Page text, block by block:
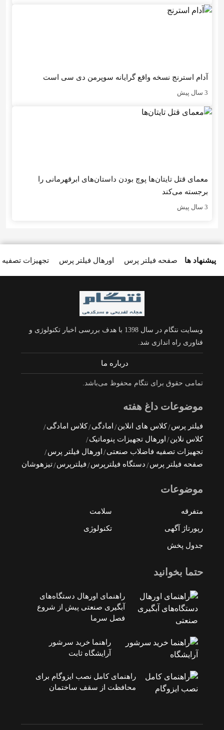
آدام استرنج نسخه واقع گرایانه سوپرمن دی سی است
3 سال پیش
معمای قتل تایتان‌ها پوچ بودن داستان‌های ابرقهرمانی را
برجسته می‌کند
3 سال پیش
پیشنهاد ها تجهیزات اورهال فیلتر پرس صفحه فیلتر پرس
وبسایت نتگام در سال 1398 با هدف بررسی اخبار تکنولوژی و
فناوری راه اندازی شد.
درباره ما
تمامی حقوق برای نتگام محفوظ می‌باشد.
موضوعات داغ هفته
فیلتر پرس کلاس های انلاین امادگی کلاس امادگی
کلاس نلاین
اورهال تجهیزات پنوماتیک
تجهیزات تصفیه فاضلاب صنعتی
اورهال فیلتر پرس
صفحه فیلتر پرس
دستگاه فیلترپرس فیلترپرس تیزهوشان
موضوعات
متفرقه سلامت
رپورتاژ آگهی تکنولوژی
جدول پخش
حتما بخوانید
راهنمای اورهال دستگاه‌های
آبگیری صنعتی پیش از شروع
فصل سرما
راهنما خرید سرشور
آرایشگاه ثابت
راهنمای کامل نصب ایزوگام برای
محافظت از سقف ساختمان